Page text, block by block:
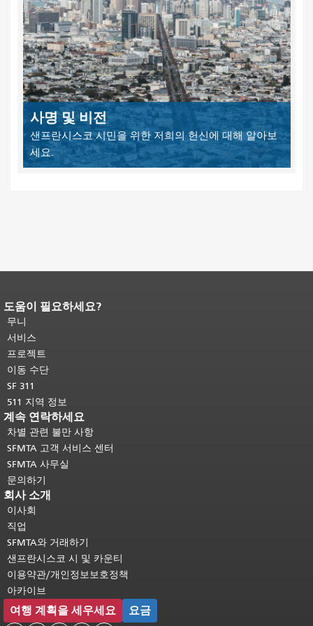
사명 및 비전
샌프란시스코 시민을 위한 저희의 헌신에 대해 알아보
세요.
페이지 내용 끝입니다.이 페이지의 나
머지 내용은 모든 페이지에 반복됩니
다.메인 콘텐츠 상단으로 돌아가려면
여기를 클릭하십시오
도움이 필요하세요?
무니
서비스
프로젝트
이동 수단
SF 311
511 지역 정보
계속 연락하세요
차별 관련 불만 사항
SFMTA 고객 서비스 센터
SFMTA 사무실
문의하기
회사 소개
이사회
직업
SFMTA와 거래하기
샌프란시스코 시 및 카운티
이용약관/개인정보보호정책
아카이브
여행 계획을 세우세요 요금